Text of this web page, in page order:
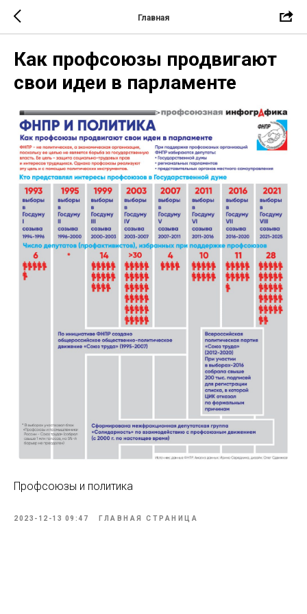
Главная
Как профсоюзы продвигают
свои идеи в парламенте
Профсоюзы и политика
2023-12-13 09:47 ГЛАВНАЯ СТРАНИЦА